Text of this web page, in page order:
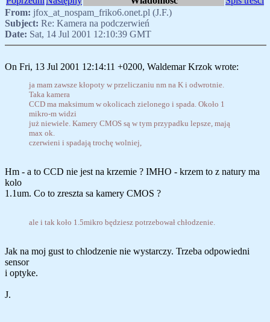
From: jfox_at_nospam_friko6.onet.pl (J.F.)
Subject: Re: Kamera na podczerwień
Date: Sat, 14 Jul 2001 12:10:39 GMT
On Fri, 13 Jul 2001 12:14:11 +0200, Waldemar Krzok wrote:
ja mam zawsze kłopoty w przeliczaniu nm na K i odwrotnie.
Taka kamera
CCD ma maksimum w okolicach zielonego i spada. Około 1
mikro-m widzi
już niewiele. Kamery CMOS są w tym przypadku lepsze, mają
max ok.
czerwieni i spadają trochę wolniej,
Hm - a to CCD nie jest na krzemie ? IMHO - krzem to z natury ma
kolo
1.1um. Co to zreszta sa kamery CMOS ?
ale i tak koło 1.5mikro będziesz potrzebował chłodzenie.
Jak na moj gust to chlodzenie nie wystarczy. Trzeba odpowiedni
sensor
i optyke.
J.